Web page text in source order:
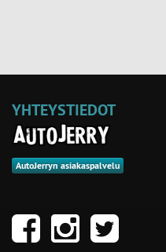
YHTEYSTIEDOT
AutoJerryn asiakaspalvelu